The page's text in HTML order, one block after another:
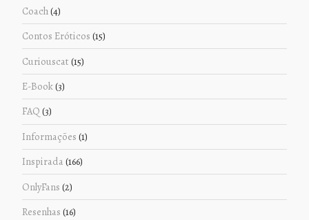
Coach(4)
Contos Eróticos (15)
Curiouscat (15)
E-Book(3)
FAQ (3)
Informações (1)
Inspirada (166)
OnlyFans (2)
Resenhas (16)